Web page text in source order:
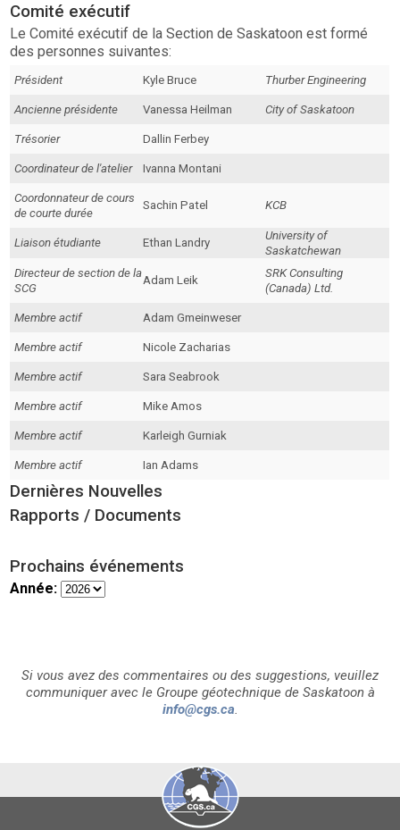
Comité exécutif
Le Comité exécutif de la Section de Saskatoon est formé
des personnes suivantes:
Président Kyle Bruce Thurber Engineering
Ancienne présidente Vanessa Heilman City of Saskatoon
Trésorier Dallin Ferbey
Coordinateur de l'atelier Ivanna Montani
Coordonnateur de cours
de courte durée
Sachin Patel KCB
Liaison étudiante Ethan Landry
University of
Saskatchewan
Directeur de section de la
SCG
Adam Leik
SRK Consulting
(Canada) Ltd.
Membre actif Adam Gmeinweser
Membre actif Nicole Zacharias
Membre actif Sara Seabrook
Membre actif Mike Amos
Membre actif Karleigh Gurniak
Membre actif Ian Adams
Dernières Nouvelles
Rapports / Documents
Prochains événements
Année:
Si vous avez des commentaires ou des suggestions, veuillez
communiquer avec le Groupe géotechnique de Saskatoon à
info@cgs.ca.